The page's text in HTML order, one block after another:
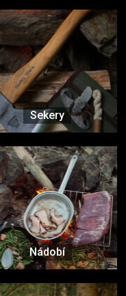
Sekery
Nádobí